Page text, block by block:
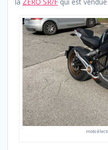
la ZERO SR/F qui est
moto